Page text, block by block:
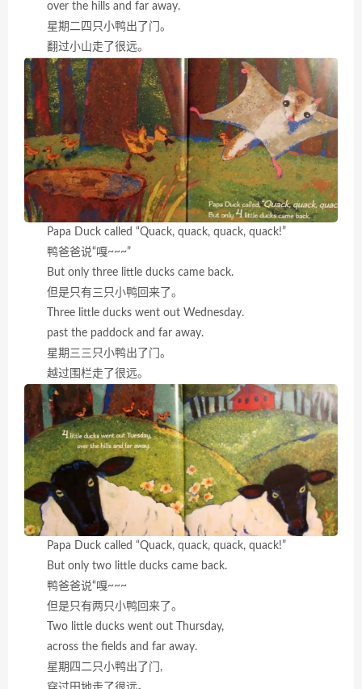
over the hills and far away.
星期二四只小鸭出了门。
翻过小山走了很远。
Papa Duck called “Quack, quack, quack, quack!”
鸭爸爸说“嘎~~~”
But only three little ducks came back.
但是只有三只小鸭回来了。
Three little ducks went out Wednesday.
past the paddock and far away.
星期三三只小鸭出了门。
越过围栏走了很远。
Papa Duck called “Quack, quack, quack, quack!”
But only two little ducks came back.
鸭爸爸说“嘎~~~
但是只有两只小鸭回来了。
Two little ducks went out Thursday,
across the fields and far away.
星期四二只小鸭出了门,